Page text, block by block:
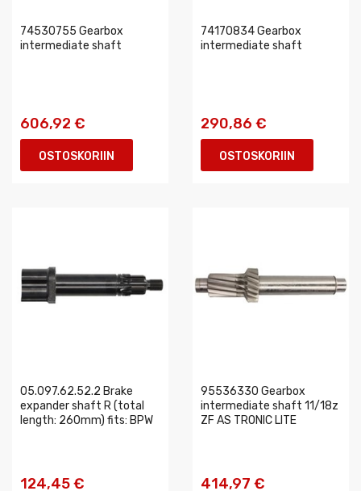
74530755 Gearbox
intermediate shaft
606,92 €
OSTOSKORIIN
74170834 Gearbox
intermediate shaft
290,86 €
OSTOSKORIIN
05.097.62.52.2 Brake
expander shaft R (total
length: 260mm) fits: BPW
124,45 €
95536330 Gearbox
intermediate shaft 11/18z
ZF AS TRONIC LITE
414,97 €